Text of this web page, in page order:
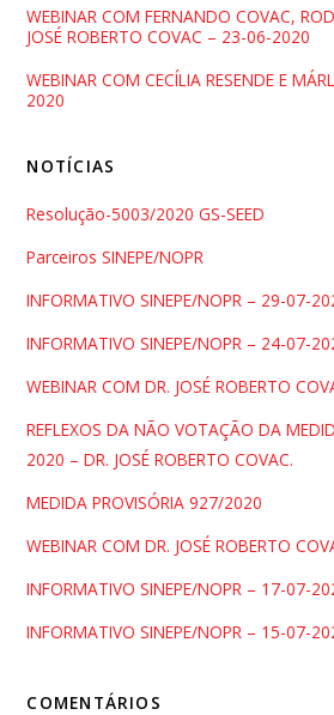
WEBINAR COM FERNANDO COVAC,
JOSÉ ROBERTO COVAC – 23-06-2020
WEBINAR COM CECÍLIA RESENDE E
2020
NOTÍCIAS
Resolução-5003/2020 GS-SEED
Parceiros SINEPE/NOPR
INFORMATIVO SINEPE/NOPR – 29-07-
INFORMATIVO SINEPE/NOPR – 24-07-
WEBINAR COM DR. JOSÉ ROBERTO
REFLEXOS DA NÃO VOTAÇÃO DA
2020 – DR. JOSÉ ROBERTO COVAC.
MEDIDA PROVISÓRIA 927/2020
WEBINAR COM DR. JOSÉ ROBERTO
INFORMATIVO SINEPE/NOPR – 17-07-
INFORMATIVO SINEPE/NOPR – 15-07-
COMENTÁRIOS